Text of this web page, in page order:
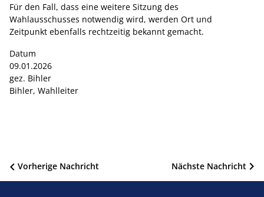
Für den Fall, dass eine weitere Sitzung des
Wahlausschusses notwendig wird, werden Ort und
Zeitpunkt ebenfalls rechtzeitig bekannt gemacht.
Datum
09.01.2026
gez. Bihler
Bihler, Wahlleiter
Beitragsnavigation Nächste Nachricht
Vorherige Nachricht